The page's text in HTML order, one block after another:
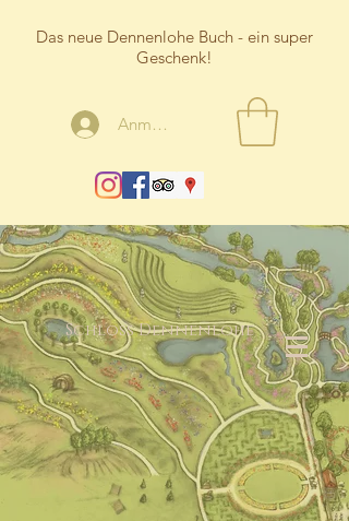
Das neue Dennenlohe Buch - ein super
Geschenk!
Anmelden
Schloss Dennenlohe